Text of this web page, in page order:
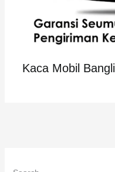
Kaca Mobil Bangli